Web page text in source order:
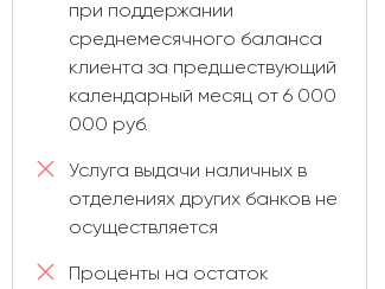
при поддержании
среднемесячного баланса
клиента за предшествующий
календарный месяц от 6 000
000 руб.
Услуга выдачи наличных в
отделениях других банков не
осуществляется
Проценты на остаток